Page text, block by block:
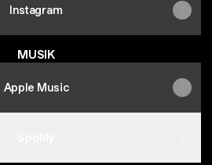
Instagram
MUSIK
Apple Music